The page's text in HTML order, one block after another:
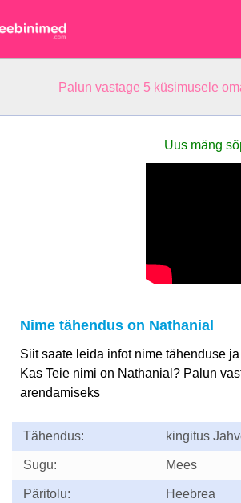
Palun vastage 5 küsimusele
Uus mäng
Nime tähendus on Nathanial
Siit saate leida infot nime tähenduse
Kas Teie nimi on Nathanial? Palun
arendamiseks
Tähendus: kingitus
Sugu: Mees
Päritolu: Heebrea